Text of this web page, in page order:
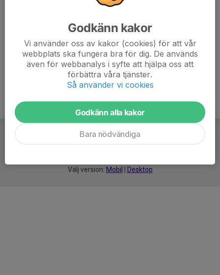
Välj version: Mobil Desktop
Godkänn kakor
Vi använder oss av kakor (cookies) för att vår
webbplats ska fungera bra för dig. De används
även för webbanalys i syfte att hjälpa oss att
förbättra våra tjänster.
Så använder vi cookies
Godkänn alla kakor
Bara nödvändiga